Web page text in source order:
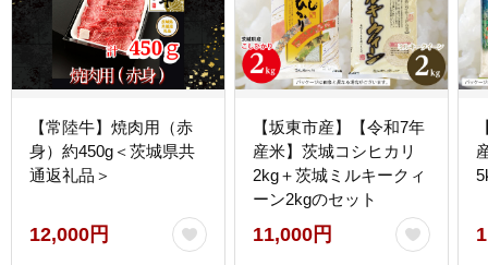
【常陸牛】焼肉用（赤
身）約450g＜茨城県共
通返礼品＞
12,000円
【坂東市産】【令和7年
産米】茨城コシヒカリ
2kg＋茨城ミルキークィ
ーン2kgのセット
11,000円